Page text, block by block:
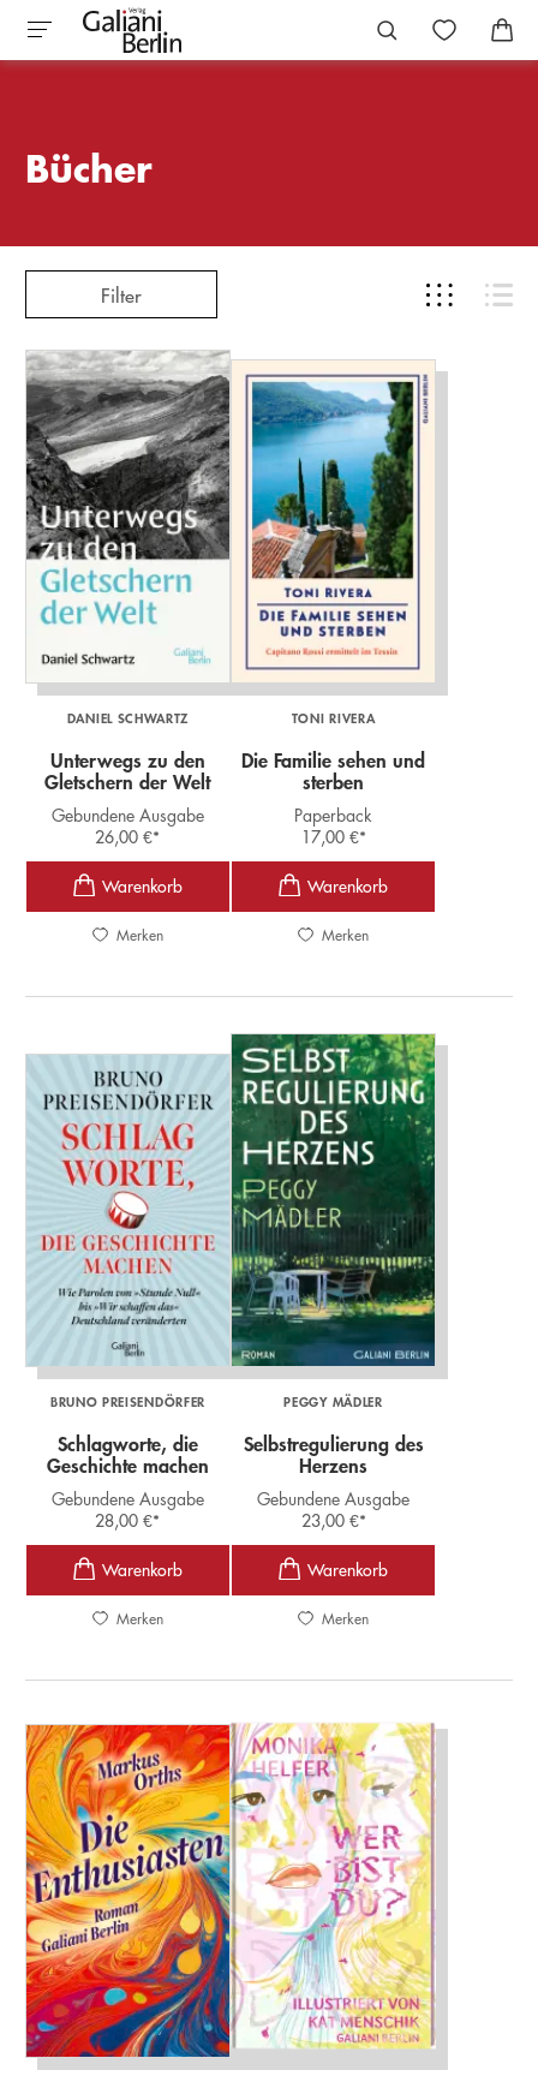
Bücher
Filter
DANIEL SCHWARTZ
Unterwegs zu den
Gletschern der Welt
Gebundene Ausgabe
26,00€*
Merken
TONI RIVERA
Die Familie sehen und
sterben
Paperback
17,00 €*
Merken
BRUNO PREISENDÖRFER
Schlagworte, die
Geschichte machen
Gebundene Ausgabe
28,00€*
Merken
PEGGY MÄDLER
Selbstregulierung des
Herzens
Gebundene Ausgabe
23,00 €*
Merken